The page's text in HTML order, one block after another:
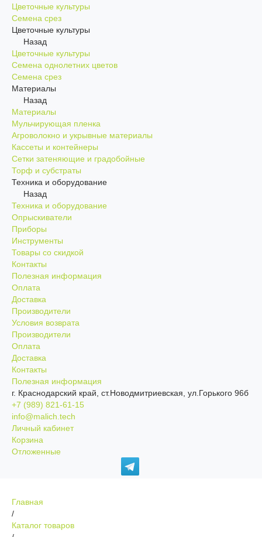
Цветочные культуры
Семена срез
Цветочные культуры
Назад
Цветочные культуры
Семена однолетних цветов
Семена срез
Материалы
Назад
Материалы
Мульчирующая пленка
Агроволокно и укрывные материалы
Кассеты и контейнеры
Сетки затеняющие и градобойные
Торф и субстраты
Техника и оборудование
Назад
Техника и оборудование
Опрыскиватели
Приборы
Инструменты
Товары со скидкой
Контакты
Полезная информация
Оплата
Доставка
Производители
Условия возврата
Производители
Оплата
Доставка
Контакты
Полезная информация
г. Краснодарский край, ст.Новодмитриевская, ул.Горького 96б
+7 (989) 821-61-15
info@malich.tech
Личный кабинет
Корзина
Отложенные
Главная
/
Каталог товаров